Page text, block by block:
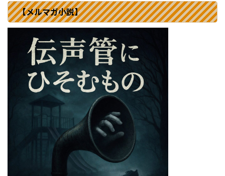
【メルマガ小説】